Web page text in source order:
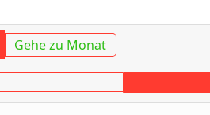
Gehe zu Monat